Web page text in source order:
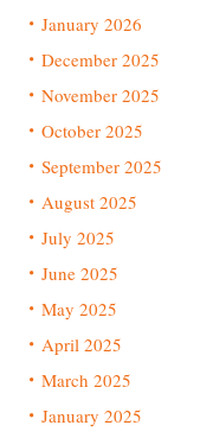
January 2026
December 2025
November 2025
October 2025
September 2025
August 2025
July 2025
June 2025
May 2025
April 2025
March 2025
January 2025